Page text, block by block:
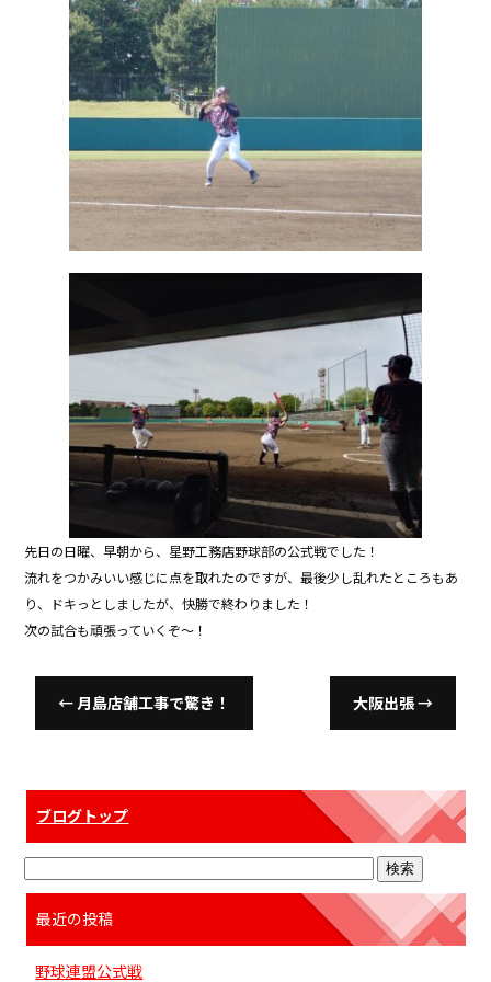
先日の日曜、早朝から、星野工務店野球部の公式戦でした！
流れをつかみいい感じに点を取れたのですが、最後少し乱れたところもあ
り、ドキっとしましたが、快勝で終わりました！
次の試合も頑張っていくぞ〜！
← 月島店舗工事で驚き！ 大阪出張→
ブログトップ
最近の投稿
野球連盟公式戦